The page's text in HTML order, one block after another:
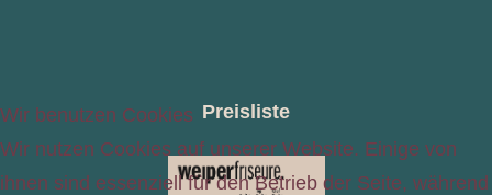
Preisliste
Wir benutzen Cookies
Wir nutzen Cookies auf unserer Website. Einige von
ihnen sind essenziell für den Betrieb der Seite, während